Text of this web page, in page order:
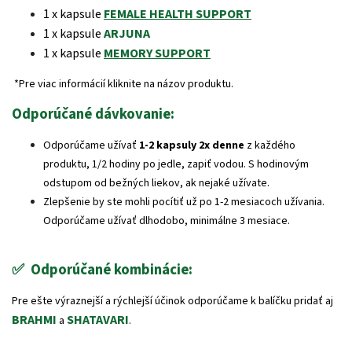
1 x kapsule FEMALE HEALTH SUPPORT
1 x kapsuleARJUNA
1 x kapsule MEMORY SUPPORT
*Pre viac informácií kliknite na názov produktu.
Odporúčané dávkovanie:
Odporúčame užívať 1-2 kapsuly 2x denne z každého
produktu, 1/2 hodiny po jedle, zapiť vodou. S hodinovým
odstupom od bežných liekov, ak nejaké užívate.
Zlepšenie by ste mohli pocítiť už po 1-2 mesiacoch užívania.
Odporúčame užívať dlhodobo, minimálne 3 mesiace.
✅ Odporúčané kombinácie:
Pre ešte výraznejší a rýchlejší účinok odporúčame k balíčku pridať aj
BRAHMI a SHATAVARI.